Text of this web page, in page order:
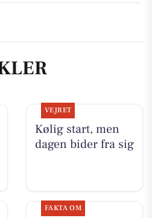
VEJRET
Kølig start, men
dagen bider fra sig
FAKTA OM